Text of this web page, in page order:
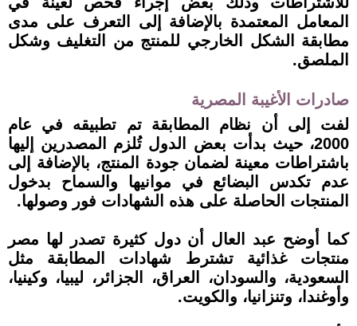
المعامل المعتمدة بالإضافة إلى التعرف على مدى
مطابقة الشكل الخارجي للمنتج من التغليف وشكل
الملصق.
صادرات الأغيبة المصرية
لفت إلى أن نظام المطابقة تم تطبيقه في عام
2000، حيث بدأت بعض الدول تُلزم المصدرين إليها
باشتراطات معينة لضمان جودة المنتج، بالإضافة إلى
عدم تكدس البضائع في موانيها والسماح بدخول
المنتجات الحاصلة على هذه الشهادات فور وصولها.
كما أوضح عبد العال أن دول كثيرة تصدر لها مصر
منتجات غذائية تشترط شهادات المطابقة مثل
السعودية، والسودان، العراق، الجزائر، ليبيا، وكينيا،
وأوغندا، وتنزانيا، والكويت.